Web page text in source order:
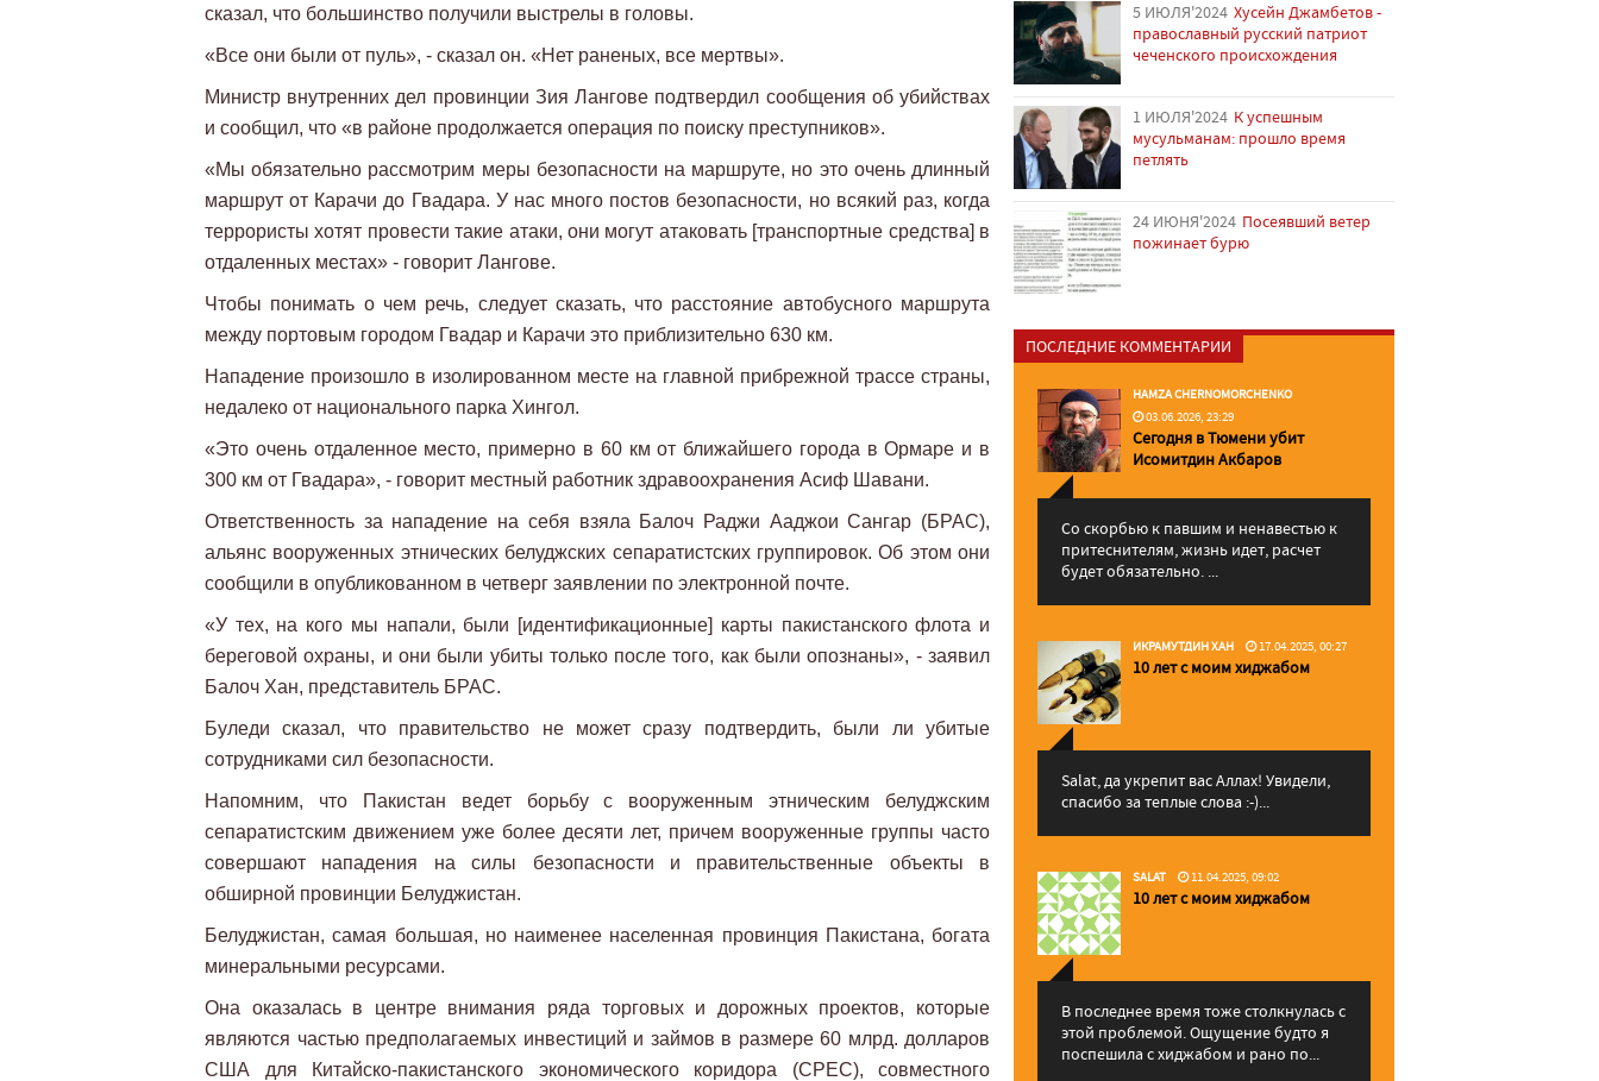
сказал, что большинство получили выстрелы в головы.
«Все они были от пуль», - сказал он. «Нет раненых, все мертвы».
Министр внутренних дел провинции Зия Лангове подтвердил сообщения об убийствах
и сообщил, что «в районе продолжается операция по поиску преступников».
«Мы обязательно рассмотрим меры безопасности на маршруте, но это очень длинный
маршрут от Карачи до Гвадара. У нас много постов безопасности, но всякий раз, когда
террористы хотят провести такие атаки, они могут атаковать [транспортные средства] в
отдаленных местах» - говорит Лангове.
Чтобы понимать о чем речь, следует сказать, что расстояние автобусного маршрута
между портовым городом Гвадар и Карачи это приблизительно 630 км.
Нападение произошло в изолированном месте на главной прибрежной трассе страны,
недалеко от национального парка Хингол.
«Это очень отдаленное место, примерно в 60 км от ближайшего города в Ормаре и в
300 км от Гвадара», - говорит местный работник здравоохранения Асиф Шавани.
Ответственность за нападение на себя взяла Балоч Раджи Ааджои Сангар (БРАС),
альянс вооруженных этнических белуджских сепаратистских группировок. Об этом они
сообщили в опубликованном в четверг заявлении по электронной почте.
«У тех, на кого мы напали, были [идентификационные] карты пакистанского флота и
береговой охраны, и они были убиты только после того, как были опознаны», - заявил
Балоч Хан, представитель БРАС.
Буледи сказал, что правительство не может сразу подтвердить, были ли убитые
сотрудниками сил безопасности.
Напомним, что Пакистан ведет борьбу с вооруженным этническим белуджским
сепаратистским движением уже более десяти лет, причем вооруженные группы часто
совершают нападения на силы безопасности и правительственные объекты в
обширной провинции Белуджистан.
Белуджистан, самая большая, но наименее населенная провинция Пакистана, богата
минеральными ресурсами.
Она оказалась в центре внимания ряда торговых и дорожных проектов, которые
являются частью предполагаемых инвестиций и займов в размере 60 млрд. долларов
США для Китайско-пакистанского экономического коридора (CPEC), совместного
5 ИЮЛЯ'2024 Хусейн Джамбетов -
православный русский патриот
чеченского происхождения
1 ИЮЛЯ'2024 К успешным
мусульманам: прошло время
петлять
24 ИЮНЯ'2024 Посеявший ветер
пожинает бурю
ПОСЛЕДНИЕ КОММЕНТАРИИ
HAMZA CHERNOMORCHENKO
03.06.2026, 23:29
Сегодня в Тюмени убит
Исомитдин Акбаров
Со скорбью к павшим и ненавестью к
притеснителям, жизнь идет, расчет
будет обязательно. ...
ИКРАМУТДИН ХАН 17.04.2025, 00:27
10 лет с моим хиджабом
Salat, да укрепит вас Аллаx! Увидели,
спасибо за теплые слова :-)...
SALAT 11.04.2025, 09:02
10 лет с моим хиджабом
В последнее время тоже столкнулась с
этой проблемой. Ощущение будто я
поспешила с хиджабом и рано по...